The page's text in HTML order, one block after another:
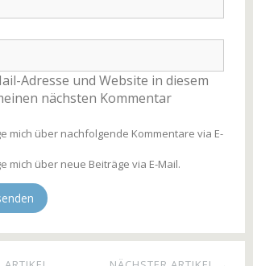
Adresse und Website in diesem
nächsten Kommentar
mich über nachfolgende Kommentare via E-
mich über neue Beiträge via E-Mail.